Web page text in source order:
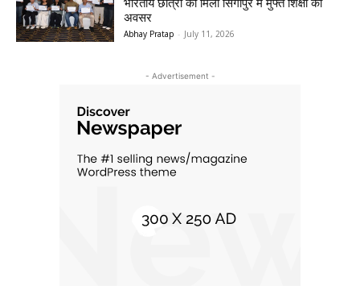
भारतीय छात्रों को मिला सिंगापुर में मुफ्त शिक्षा का
अवसर
Abhay Pratap - July 11, 2026
- Advertisement -